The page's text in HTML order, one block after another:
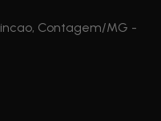
Contagem/MG -